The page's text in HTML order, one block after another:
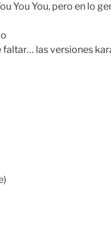
You You, pero en lo
faltar… las versiones